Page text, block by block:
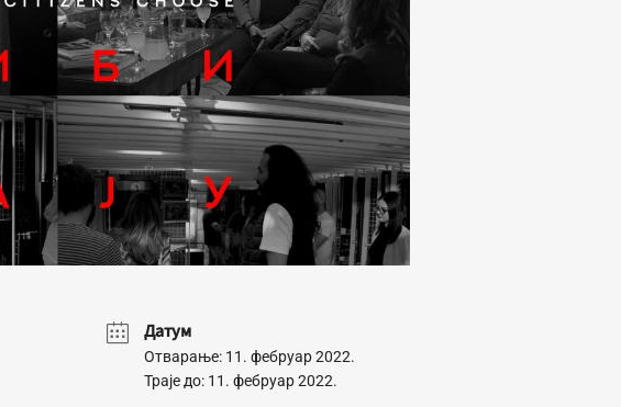
Датум
Отварање: 11. фебруар 2022.
Траје до: 11. фебруар 2022.